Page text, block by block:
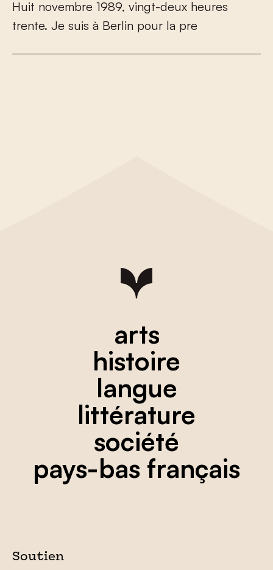
Huit novembre 1989, vingt-deux heures
trente. Je suis à Berlin pour la pre
arts
histoire
langue
littérature
société
pays-bas français
Soutien